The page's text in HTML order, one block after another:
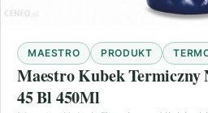
MAESTRO PRODUKT
Maestro Kubek Termiczny
45 Bl 450Ml